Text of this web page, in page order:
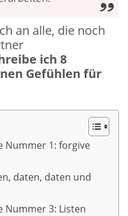
an alle, die noch
ich 8
Gefühlen für
Nummer 1: forgive
daten, daten und
Nummer 3: Listen